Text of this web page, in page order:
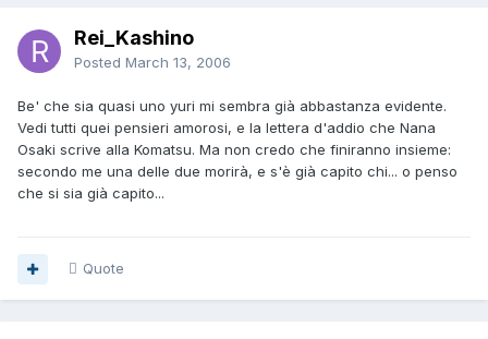
Rei_Kashino
Posted March 13, 2006
Be' che sia quasi uno yuri mi sembra già abbastanza evidente.
Vedi tutti quei pensieri amorosi, e la lettera d'addio che Nana
Osaki scrive alla Komatsu. Ma non credo che finiranno insieme:
secondo me una delle due morirà, e s'è già capito chi... o penso
che si sia già capito...
Quote